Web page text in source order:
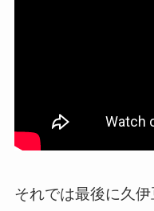
それでは最後に久